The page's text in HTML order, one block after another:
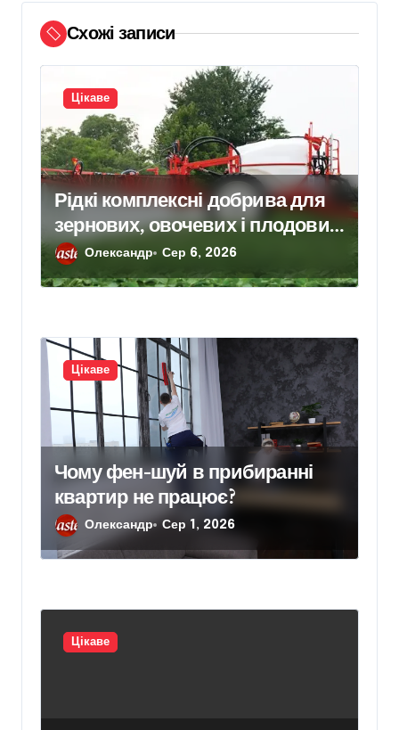
п
и
с
в
Схожі записи
Цікаве
Рідкі комплексні добрива для
зернових, овочевих і плодових
культур: особливості вибору
Олександр Сер 6, 2026
Цікаве
Чому фен-шуй в прибиранні
квартир не працює?
Олександр Сер 1, 2026
Цікаве